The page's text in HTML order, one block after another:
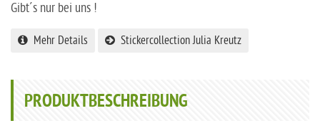
Gibt´s nur bei uns !
Mehr Details Stickercollection Julia Kreutz
PRODUKTBESCHREIBUNG